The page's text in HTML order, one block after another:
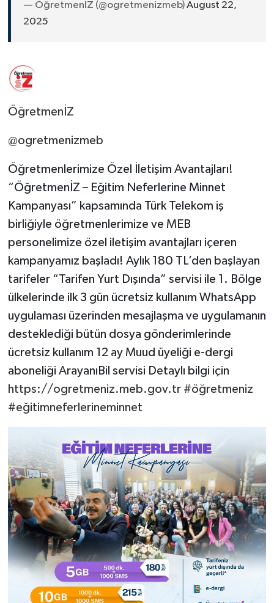
— ÖğretmenİZ (@ogretmenizmeb)August 22,
2025
ÖğretmenİZ
@ogretmenizmeb
Öğretmenlerimize Özel İletişim Avantajları!
“ÖğretmenİZ – Eğitim Neferlerine Minnet
Kampanyası” kapsamında Türk Telekom iş
birliğiyle öğretmenlerimize ve MEB
personelimize özel iletişim avantajları içeren
kampanyamız başladı! Aylık 180 TL’den başlayan
tarifeler “Tarifen Yurt Dışında” servisi ile 1. Bölge
ülkelerinde ilk 3 gün ücretsiz kullanım WhatsApp
uygulaması üzerinden mesajlaşma ve uygulamanın
desteklediği bütün dosya gönderimlerinde
ücretsiz kullanım 12 ay Muud üyeliği e-dergi
aboneliği ArayanıBil servisi Detaylı bilgi için
https://ogretmeniz.meb.gov.tr #öğretmeniz
#eğitimneferlerineminnet